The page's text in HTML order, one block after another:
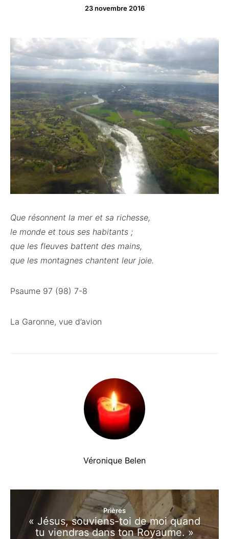
23 novembre 2016
Que résonnent la mer et sa richesse,
le monde et tous ses habitants ;
que les fleuves battent des mains,
que les montagnes chantent leur joie.
Psaume 97 (98) 7-8
La Garonne, vue d’avion
Véronique Belen
Prières
« Jésus, souviens-toi de moi quand
tu viendras dans ton Royaume. »